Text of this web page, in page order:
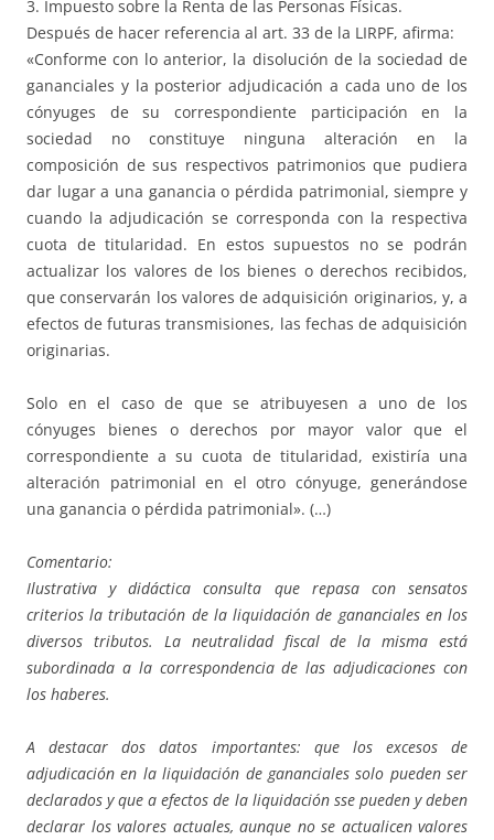
3. Impuesto sobre la Renta de las Personas Físicas.
Después de hacer referencia al art. 33 de la LIRPF, afirma:
«Conforme con lo anterior, la disolución de la sociedad de
gananciales y la posterior adjudicación a cada uno de los
cónyuges de su correspondiente participación en la
sociedad no constituye ninguna alteración en la
composición de sus respectivos patrimonios que pudiera
dar lugar a una ganancia o pérdida patrimonial, siempre y
cuando la adjudicación se corresponda con la respectiva
cuota de titularidad. En estos supuestos no se podrán
actualizar los valores de los bienes o derechos recibidos,
que conservarán los valores de adquisición originarios, y, a
efectos de futuras transmisiones, las fechas de adquisición
originarias.
Solo en el caso de que se atribuyesen a uno de los
cónyuges bienes o derechos por mayor valor que el
correspondiente a su cuota de titularidad, existiría una
alteración patrimonial en el otro cónyuge, generándose
una ganancia o pérdida patrimonial». (…)
Comentario:
Ilustrativa y didáctica consulta que repasa con sensatos
criterios la tributación de la liquidación de gananciales en los
diversos tributos. La neutralidad fiscal de la misma está
subordinada a la correspondencia de las adjudicaciones con
los haberes.
A destacar dos datos importantes: que los excesos de
adjudicación en la liquidación de gananciales solo pueden ser
declarados y que a efectos de la liquidación sse pueden y deben
declarar los valores actuales, aunque no se actualicen valores